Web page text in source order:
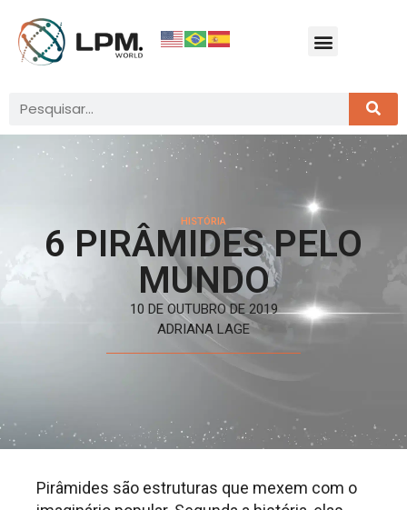
HISTÓRIA
6 PIRÂMIDES PELO
MUNDO
10 DE OUTUBRO DE 2019
ADRIANA LAGE
Pirâmides são estruturas que mexem com o